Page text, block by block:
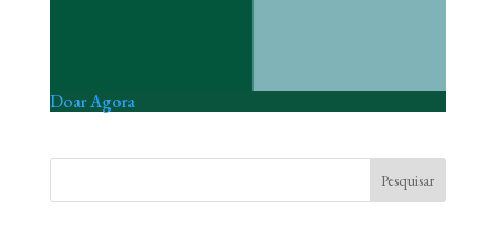
Doar Agora
Pesquisar